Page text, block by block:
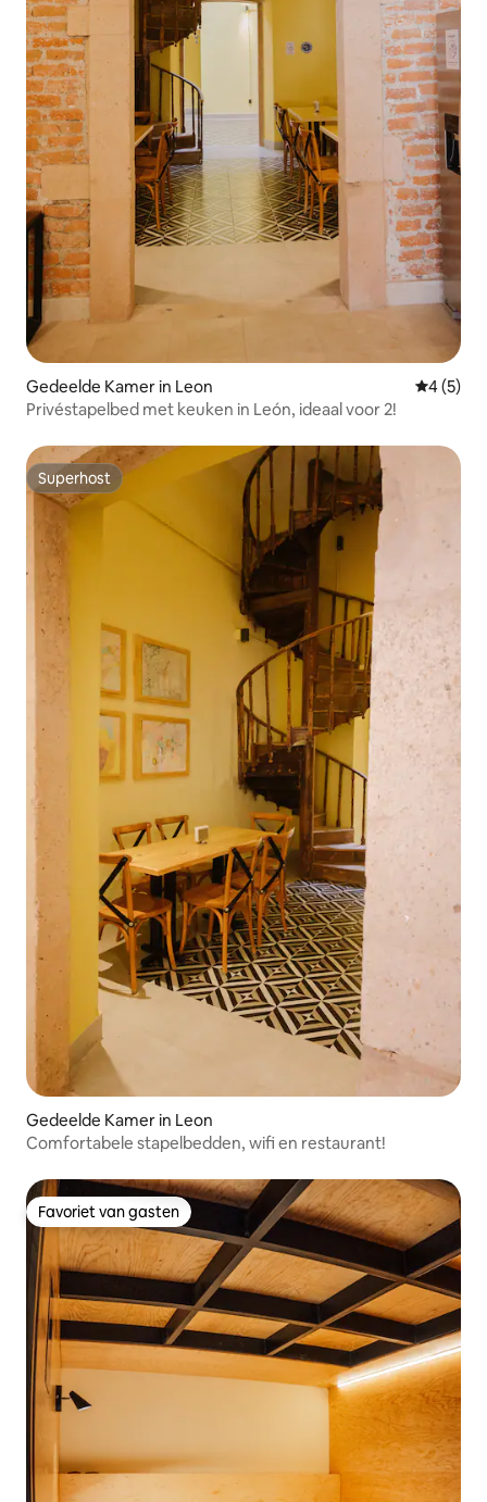
Gedeelde Kamer in Leon
4 (5)
Privéstapelbed met keuken in León, ideaal voor 2!
Superhost
Superhost
Gedeelde Kamer in Leon
Comfortabele stapelbedden, wifi en restaurant!
Favoriet van gasten
Favoriet van gasten